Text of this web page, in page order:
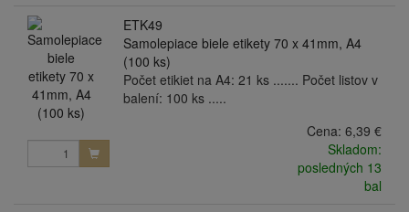
ETK49
Samolepiace biele etikety 70 x 41mm, A4
(100 ks)
Počet etikiet na A4: 21 ks ....... Počet listov v
balení: 100 ks .....
Cena: 6,39 €
Skladom:
posledných 13
bal